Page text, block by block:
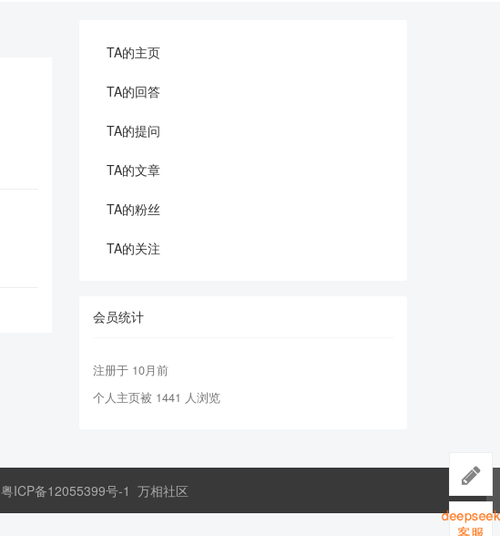
TA的主页
TA的回答
TA的提问
TA的文章
TA的粉丝
TA的关注
会员统计
注册于 10月前
个人主页被 1441 人浏览
粤ICP备12055399号-1 万相社区